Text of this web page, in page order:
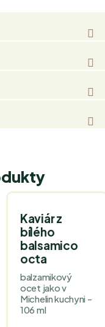
Kaviár z
bílého
balsamico
octa
balzamikový
ocet jako v
Michelin kuchyni -
106 ml